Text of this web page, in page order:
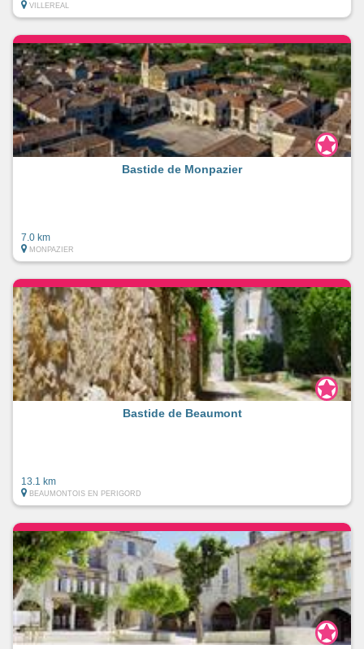
VILLEREAL
Bastide de Monpazier
7.0 km
MONPAZIER
Bastide de Beaumont
13.1 km
BEAUMONTOIS EN PERIGORD